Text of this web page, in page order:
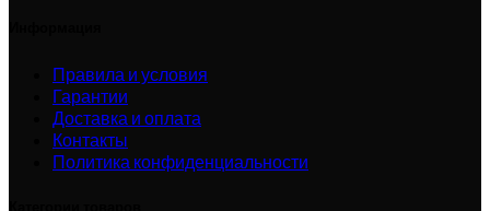
Правила и условия
Гарантии
Доставка и оплата
Контакты
Политика конфиденциальности